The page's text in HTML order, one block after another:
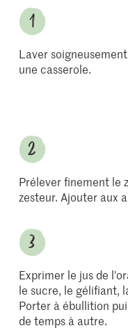
Laver
une casserole.
Prélever finement le
zesteur. Ajouter aux
Exprimer le jus de
le sucre, le gélifiant,
Porter à ébullition
de temps à autre.